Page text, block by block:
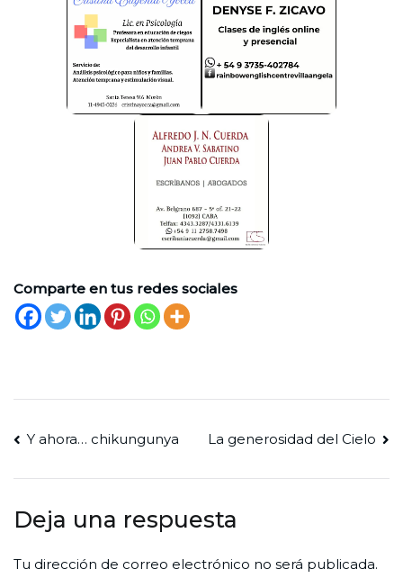
Comparte en tus redes sociales
Navegación
de
entradas
Y ahora… chikungunya La generosidad del Cielo
Deja una respuesta
Tu dirección de correo electrónico no será publicada.